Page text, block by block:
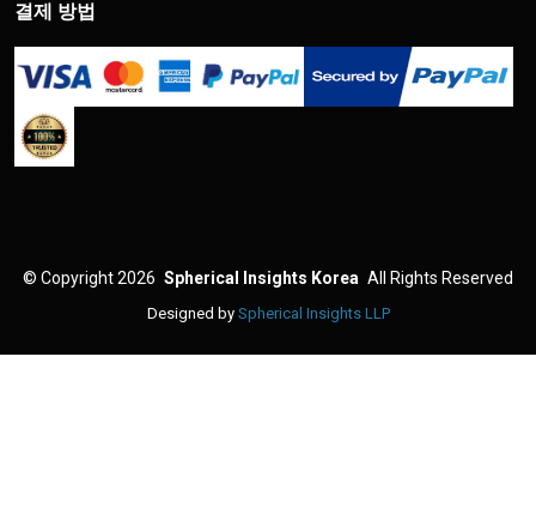
결제 방법
© Copyright 2026 Spherical Insights Korea All Rights Reserved
Designed by Spherical Insights LLP